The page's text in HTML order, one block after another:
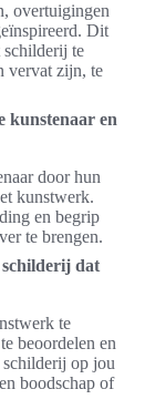
overtuigingen
Dit
schilderij te
vervat zijn, te
kunstenaar en
door hun
kunstwerk.
en begrip
te brengen.
schilderij dat
te
beoordelen en
schilderij op jou
boodschap of